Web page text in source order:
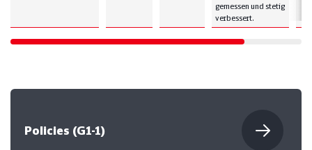
gemessen und stetig
verbessert.
Policies (G1-1)